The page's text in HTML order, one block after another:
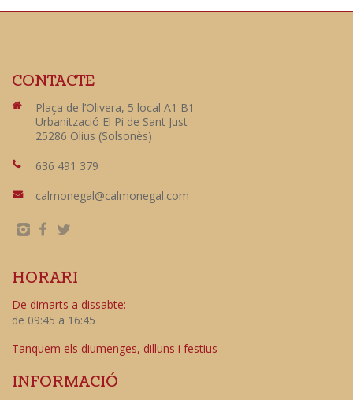
CONTACTE
Plaça de l’Olivera, 5 local A1 B1
Urbanització El Pi de Sant Just
25286 Olius (Solsonès)
636 491 379
calmonegal@calmonegal.com
HORARI
De dimarts a dissabte:
de 09:45 a 16:45
Tanquem els diumenges, dilluns i festius
INFORMACIÓ